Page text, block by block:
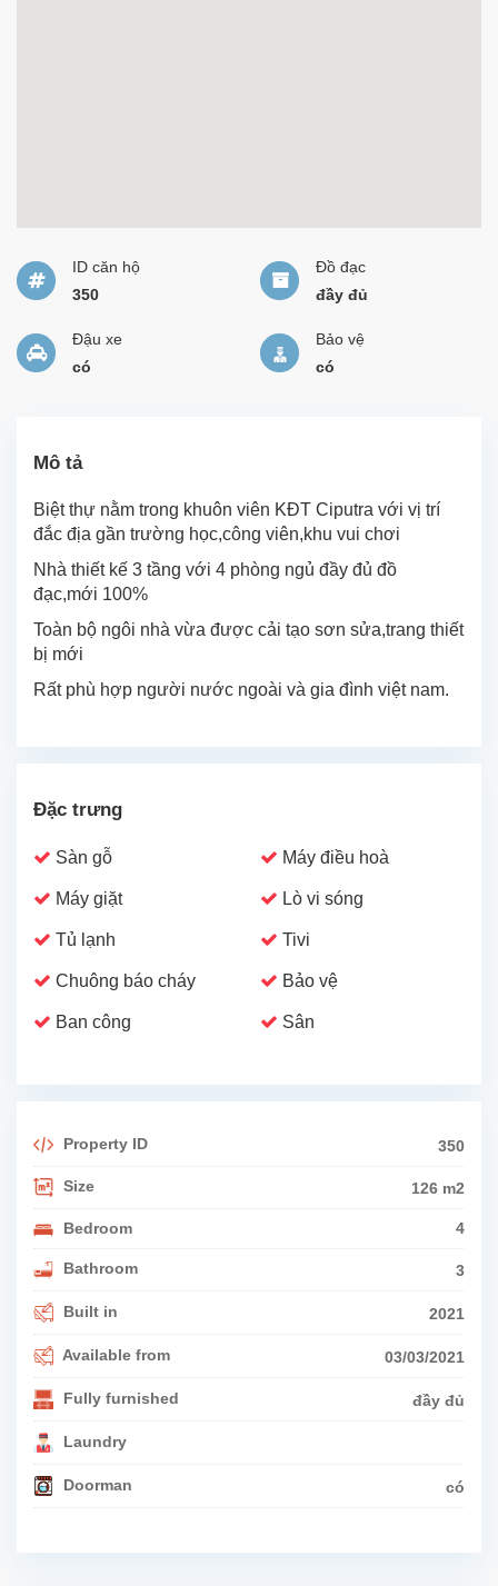
ID căn hộ
350
Đồ đạc
đầy đủ
Đậu xe
có
Bảo vệ
có
Mô tả
Biệt thự nằm trong khuôn viên KĐT Ciputra với vị trí
đắc địa gần trường học,công viên,khu vui chơi
Nhà thiết kế 3 tầng với 4 phòng ngủ đầy đủ đồ
đạc,mới 100%
Toàn bộ ngôi nhà vừa được cải tạo sơn sửa,trang thiết
bị mới
Rất phù hợp người nước ngoài và gia đình việt nam.
Đặc trưng
Sàn gỗ Máy điều hoà
Máy giặt Lò vi sóng
Tủ lạnh Tivi
Chuông báo cháy Bảo vệ
Ban công Sân
Property ID 350
Size 126 m2
Bedroom 4
Bathroom 3
Built in 2021
Available from 03/03/2021
Fully furnished đầy đủ
Laundry
Doorman có